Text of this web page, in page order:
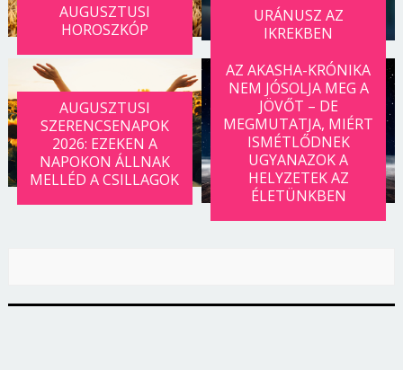
AUGUSZTUSI
HOROSZKÓP
URÁNUSZ AZ
IKREKBEN
AUGUSZTUSI
SZERENCSENAPOK
2026: EZEKEN A
NAPOKON ÁLLNAK
MELLÉD A CSILLAGOK
AZ AKASHA-KRÓNIKA
NEM JÓSOLJA MEG A
JÖVŐT – DE
MEGMUTATJA, MIÉRT
ISMÉTLŐDNEK
UGYANAZOK A
HELYZETEK AZ
ÉLETÜNKBEN